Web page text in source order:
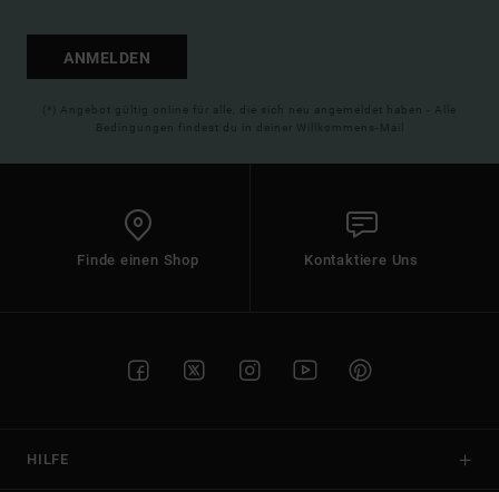
ANMELDEN
(*) Angebot gültig online für alle, die sich neu angemeldet haben - Alle
Bedingungen findest du in deiner Willkommens-Mail
Finde einen Shop Kontaktiere Uns
HILFE